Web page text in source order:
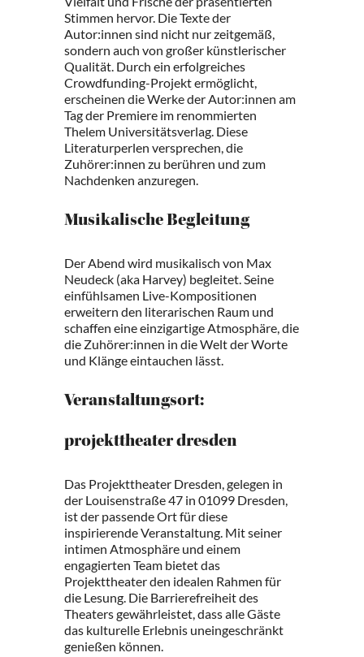
Stimmen hervor. Die Texte der
Autor:innen sind nicht nur zeitgemäß,
sondern auch von großer künstlerischer
Qualität. Durch ein erfolgreiches
Crowdfunding-Projekt ermöglicht,
erscheinen die Werke der Autor:innen am
Tag der Premiere im renommierten
Thelem Universitätsverlag. Diese
Literaturperlen versprechen, die
Zuhörer:innen zu berühren und zum
Nachdenken anzuregen.
Musikalische Begleitung
Der Abend wird musikalisch von Max
Neudeck (aka Harvey) begleitet. Seine
einfühlsamen Live-Kompositionen
erweitern den literarischen Raum und
schaffen eine einzigartige Atmosphäre, die
die Zuhörer:innen in die Welt der Worte
und Klänge eintauchen lässt.
Veranstaltungsort:
projekttheater dresden
Das Projekttheater Dresden, gelegen in
der Louisenstraße 47 in 01099 Dresden,
ist der passende Ort für diese
inspirierende Veranstaltung. Mit seiner
intimen Atmosphäre und einem
engagierten Team bietet das
Projekttheater den idealen Rahmen für
die Lesung. Die Barrierefreiheit des
Theaters gewährleistet, dass alle Gäste
das kulturelle Erlebnis uneingeschränkt
genießen können.